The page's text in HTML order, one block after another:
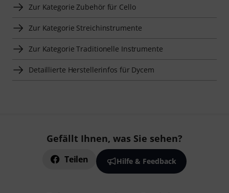
Zur Kategorie Zubehör für Cello
Zur Kategorie Streichinstrumente
Zur Kategorie Traditionelle Instrumente
Detaillierte Herstellerinfos für Dycem
Gefällt Ihnen, was Sie sehen?
Teilen Hilfe & Feedback